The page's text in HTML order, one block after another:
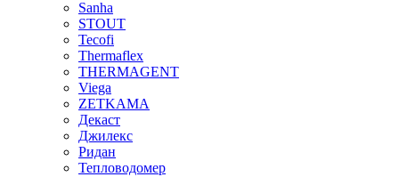
Sanha
STOUT
Tecofi
Thermaflex
THERMAGENT
Viega
ZETKAMA
Декаст
Джилекс
Ридан
Тепловодомер